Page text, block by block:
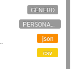
GÉNERO
PERSONAL CIENTÍFICO-TECNOLÓGICO
json
csv